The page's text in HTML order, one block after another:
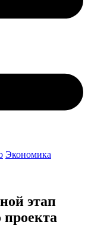
Экономика
этап
проекта